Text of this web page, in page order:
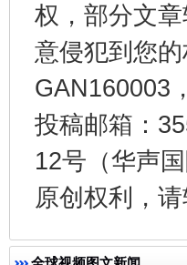
权，部分文
意侵犯到您
GAN160003
投稿邮箱：
12号（华声
原创权利，
千年窑火 生